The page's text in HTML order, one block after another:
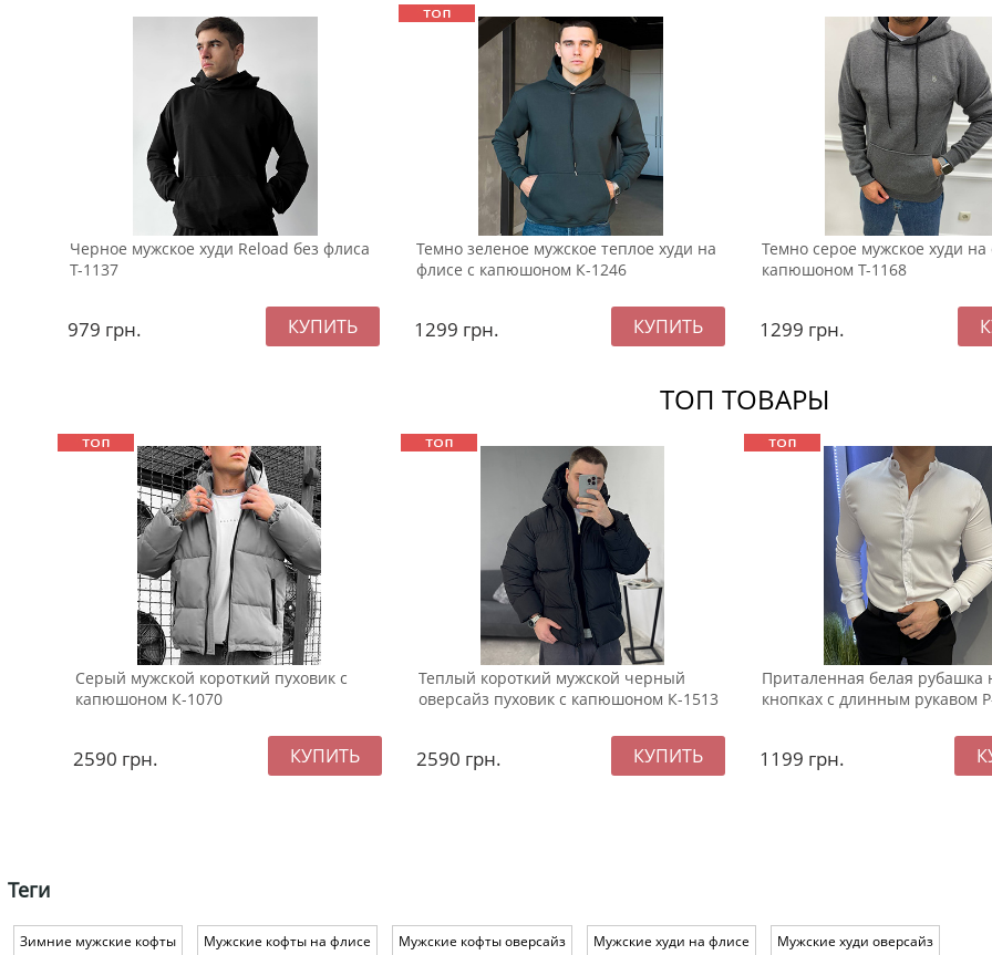
Черное мужское худи Reload без флиса
Т-1137
979 грн.
Темно зеленое мужское теплое худи на
флисе с капюшоном К-1246
1299 грн.
Темно серое мужское худи на
капюшоном Т-1168
1299 грн.
ТОП ТОВАРЫ
Серый мужской короткий пуховик с
капюшоном К-1070
2590 грн.
Теплый короткий мужской черный
оверсайз пуховик с капюшоном К-1513
2590 грн.
Приталенная белая рубашка
кнопках с длинным рукавом
1199 грн.
Теги
Зимние мужские кофты Мужские кофты на флисе Мужские кофты оверсайз Мужские худи на флисе Мужские худи оверсайз